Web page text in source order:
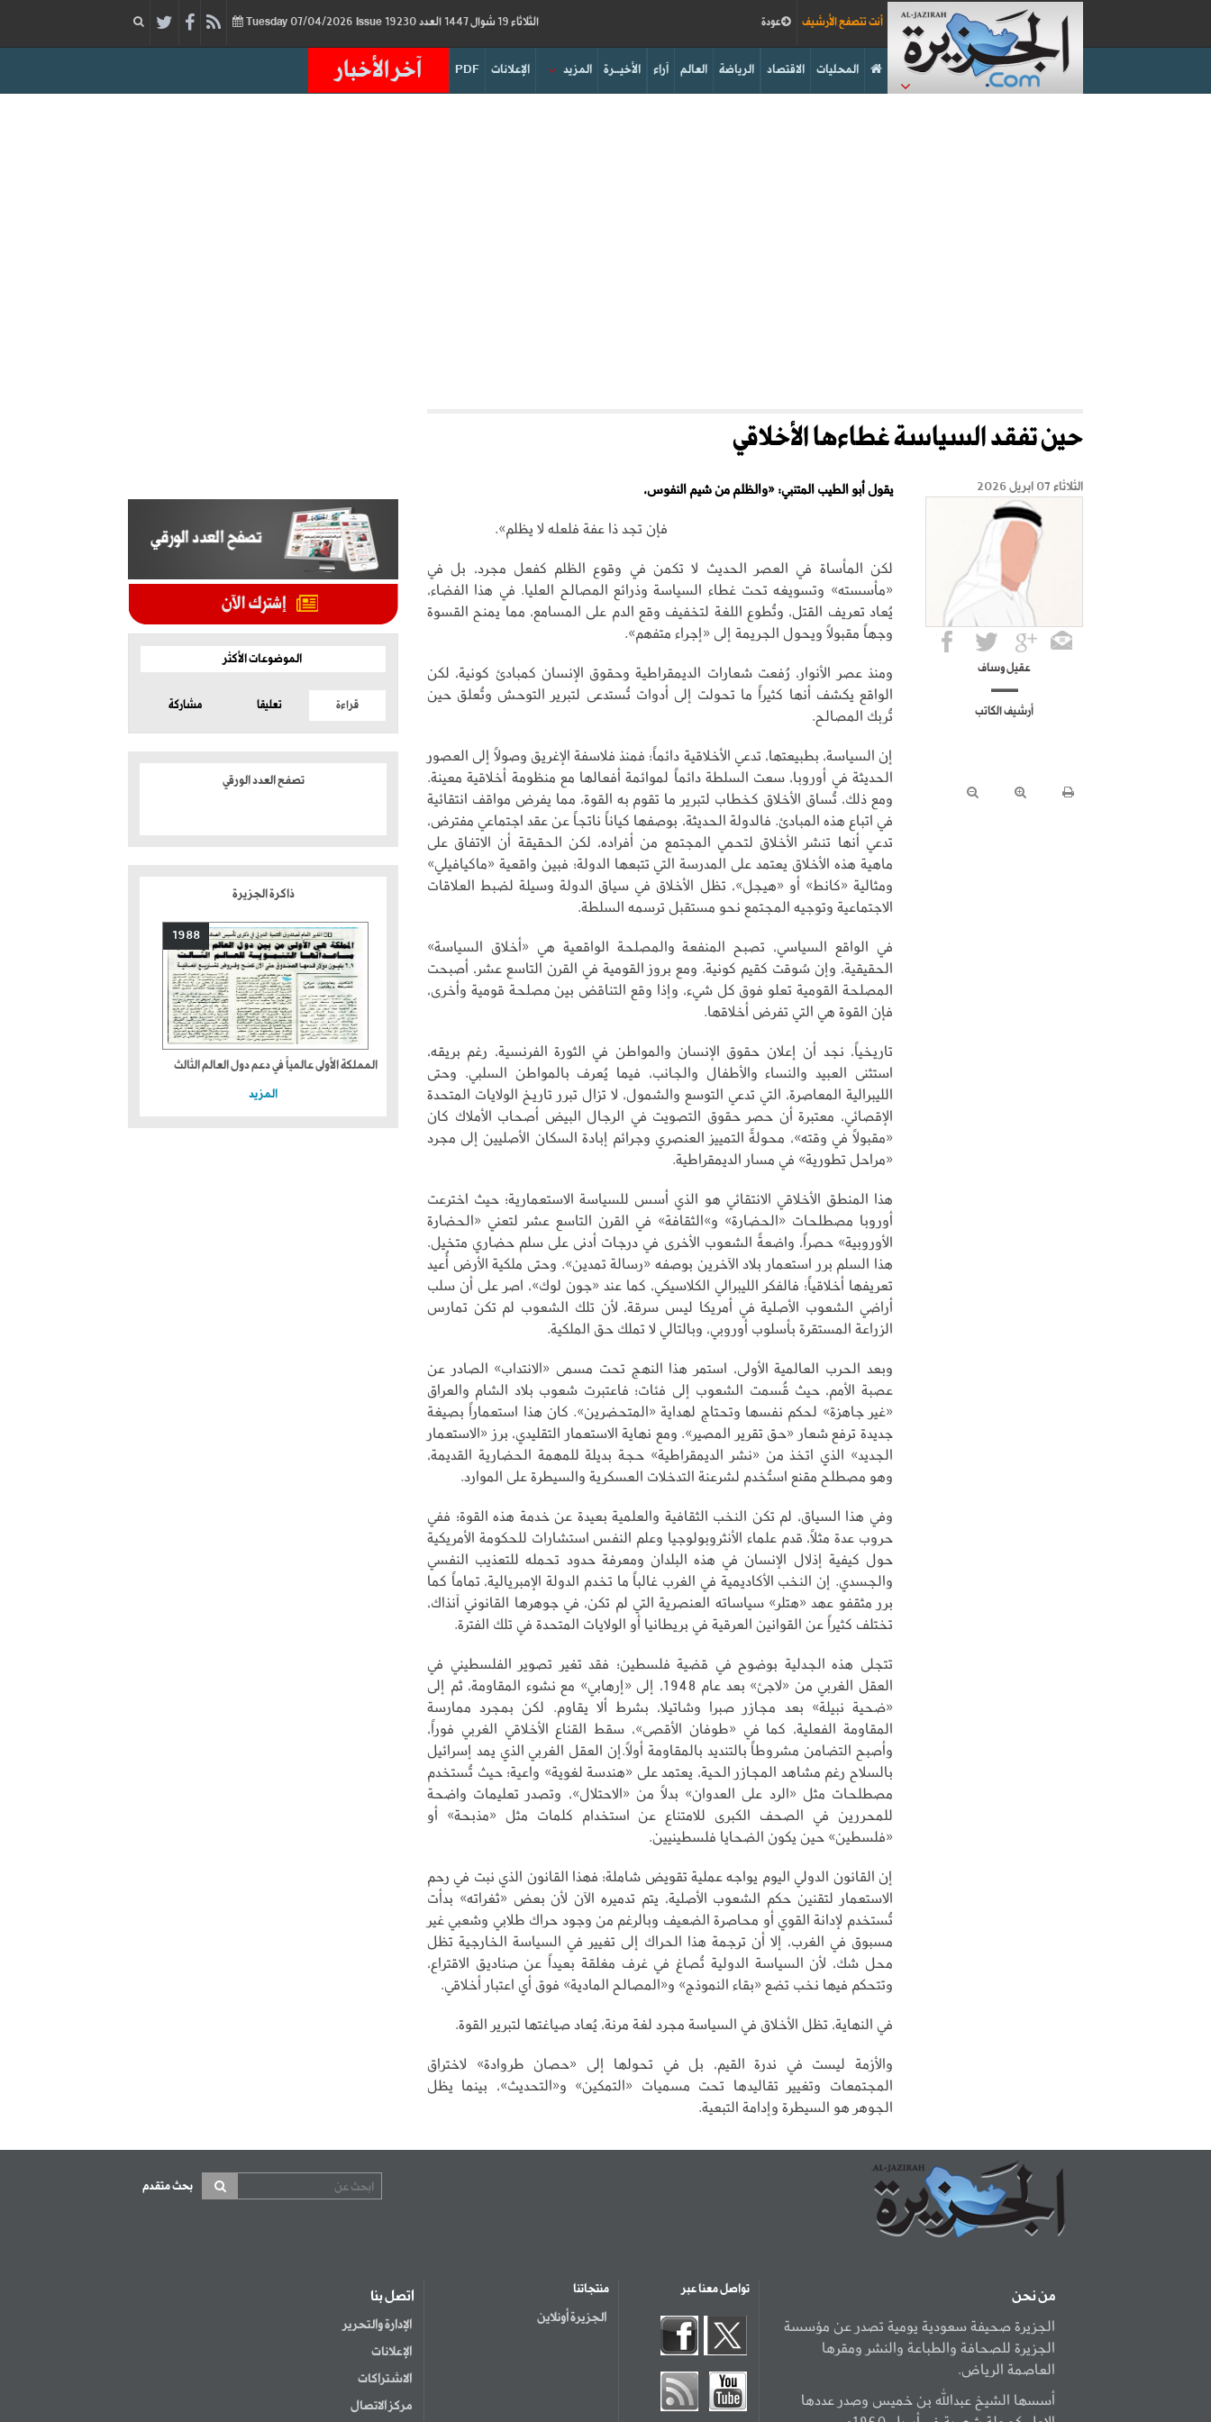
الثلاثاء 19 شوال 1447 العدد 19230 07/04/2026 Issue عودة أنت تتصفح الأرشيف
آخر الأخبار PDF الإعلانات المزيد الأخيــرة آراء العالم الرياضة الاقتصاد المحليات
حين تفقد السياسة غطاءها الأخلاقي
الثلاثاء 07 ابريل 2026
عقيل وساف
أرشيف الكاتب
يقول أبو الطيب المتنبي: «والظلم من شيم النفوس،
فإن تجد ذا عفة فلعله لا يظلم».
لكن المأساة في العصر الحديث لا تكمن في وقوع الظلم كفعل مجرد، بل في
«مأسسته» وتسويغه تحت غطاء السياسة وذرائع المصالح العليا. في هذا الفضاء،
يُعاد تعريف القتل، وتُطوع اللغة لتخفيف وقع الدم على المسامع، مما يمنح القسوة
وجهاً مقبولاً ويحول الجريمة إلى «إجراء متفهم».
ومنذ عصر الأنوار، رُفعت شعارات الديمقراطية وحقوق الإنسان كمبادئ كونية، لكن
الواقع يكشف أنها كثيراً ما تحولت إلى أدوات تُستدعى لتبرير التوحش وتُعلق حين
تُربك المصالح.
إن السياسة، بطبيعتها، تدعي الأخلاقية دائماً؛ فمنذ فلاسفة الإغريق وصولاً إلى العصور
الحديثة في أوروبا، سعت السلطة دائماً لموائمة أفعالها مع منظومة أخلاقية معينة.
ومع ذلك، تُساق الأخلاق كخطاب لتبرير ما تقوم به القوة، مما يفرض مواقف انتقائية
في اتباع هذه المبادئ. فالدولة الحديثة، بوصفها كياناً ناتجاً عن عقد اجتماعي مفترض،
تدعي أنها تنشر الأخلاق لتحمي المجتمع من أفراده، لكن الحقيقة أن الاتفاق على
ماهية هذه الأخلاق يعتمد على المدرسة التي تتبعها الدولة؛ فبين واقعية «ماكيافيلي»
ومثالية «كانط» أو «هيجل»، تظل الأخلاق في سياق الدولة وسيلة لضبط العلاقات
الاجتماعية وتوجيه المجتمع نحو مستقبل ترسمه السلطة.
في الواقع السياسي، تصبح المنفعة والمصلحة الواقعية هي «أخلاق السياسة»
الحقيقية، وإن سُوقت كقيم كونية. ومع بروز القومية في القرن التاسع عشر، أصبحت
المصلحة القومية تعلو فوق كل شيء، وإذا وقع التناقض بين مصلحة قومية وأخرى،
فإن القوة هي التي تفرض أخلاقها.
تاريخياً، نجد أن إعلان حقوق الإنسان والمواطن في الثورة الفرنسية، رغم بريقه،
استثنى العبيد والنساء والأطفال والجانب، فيما يُعرف بالمواطن السلبي. وحتى
الليبرالية المعاصرة، التي تدعي التوسع والشمول، لا تزال تبرر تاريخ الولايات المتحدة
الإقصائي، معتبرة أن حصر حقوق التصويت في الرجال البيض أصحاب الأملاك كان
«مقبولاً في وقته»، محولةً التمييز العنصري وجرائم إبادة السكان الأصليين إلى مجرد
«مراحل تطورية» في مسار الديمقراطية.
هذا المنطق الأخلاقي الانتقائي هو الذي أسس للسياسة الاستعمارية؛ حيث اخترعت
أوروبا مصطلحات «الحضارة» و»الثقافة» في القرن التاسع عشر لتعني «الحضارة
الأوروبية» حصراً، واضعةً الشعوب الأخرى في درجات أدنى على سلم حضاري متخيل.
هذا السلم برر استعمار بلاد الآخرين بوصفه «رسالة تمدين». وحتى ملكية الأرض أُعيد
تعريفها أخلاقياً؛ فالفكر الليبرالي الكلاسيكي، كما عند «جون لوك»، اصر على أن سلب
أراضي الشعوب الأصلية في أمريكا ليس سرقة، لأن تلك الشعوب لم تكن تمارس
الزراعة المستقرة بأسلوب أوروبي، وبالتالي لا تملك حق الملكية.
وبعد الحرب العالمية الأولى، استمر هذا النهج تحت مسمى «الانتداب» الصادر عن
عصبة الأمم، حيث قُسمت الشعوب إلى فئات؛ فاعتبرت شعوب بلاد الشام والعراق
«غير جاهزة» لحكم نفسها وتحتاج لهداية «المتحضرين». كان هذا استعماراً بصيغة
جديدة ترفع شعار «حق تقرير المصير». ومع نهاية الاستعمار التقليدي، برز «الاستعمار
الجديد» الذي اتخذ من «نشر الديمقراطية» حجة بديلة للمهمة الحضارية القديمة،
وهو مصطلح مقنع استُخدم لشرعنة التدخلات العسكرية والسيطرة على الموارد.
وفي هذا السياق، لم تكن النخب الثقافية والعلمية بعيدة عن خدمة هذه القوة؛ ففي
حروب عدة مثلاً، قدم علماء الأنثروبولوجيا وعلم النفس استشارات للحكومة الأمريكية
حول كيفية إذلال الإنسان في هذه البلدان ومعرفة حدود تحمله للتعذيب النفسي
والجسدي. إن النخب الأكاديمية في الغرب غالباً ما تخدم الدولة الإمبريالية، تماماً كما
برر مثقفو عهد «هتلر» سياساته العنصرية التي لم تكن، في جوهرها القانوني آنذاك،
تختلف كثيراً عن القوانين العرقية في بريطانيا أو الولايات المتحدة في تلك الفترة.
تتجلى هذه الجدلية بوضوح في قضية فلسطين؛ فقد تغير تصوير الفلسطيني في
العقل الغربي من «لاجئ» بعد عام 1948، إلى «إرهابي» مع نشوء المقاومة، ثم إلى
«ضحية نبيلة» بعد مجازر صبرا وشاتيلا، بشرط ألا يقاوم. لكن بمجرد ممارسة
المقاومة الفعلية، كما في «طوفان الأقصى»، سقط القناع الأخلاقي الغربي فوراً،
وأصبح التضامن مشروطاً بالتنديد بالمقاومة أولاً.إن العقل الغربي الذي يمد إسرائيل
بالسلاح رغم مشاهد المجازر الحية، يعتمد على «هندسة لغوية» واعية؛ حيث تُستخدم
مصطلحات مثل «الرد على العدوان» بدلاً من «الاحتلال»، وتصدر تعليمات واضحة
للمحررين في الصحف الكبرى للامتناع عن استخدام كلمات مثل «مذبحة» أو
«فلسطين» حين يكون الضحايا فلسطينيين.
إن القانون الدولي اليوم يواجه عملية تقويض شاملة؛ فهذا القانون الذي نبت في رحم
الاستعمار لتقنين حكم الشعوب الأصلية، يتم تدميره الآن لأن بعض «ثغراته» بدأت
تُستخدم لإدانة القوي أو محاصرة الضعيف وبالرغم من وجود حراك طلابي وشعبي غير
مسبوق في الغرب، إلا أن ترجمة هذا الحراك إلى تغيير في السياسة الخارجية تظل
محل شك، لأن السياسة الدولية تُصاغ في غرف مغلقة بعيداً عن صناديق الاقتراع،
وتتحكم فيها نخب تضع «بقاء النموذج» و«المصالح المادية» فوق أي اعتبار أخلاقي.
في النهاية، تظل الأخلاق في السياسة مجرد لغة مرنة، يُعاد صياغتها لتبرير القوة.
والأزمة ليست في ندرة القيم، بل في تحولها إلى «حصان طروادة» لاختراق
المجتمعات وتغيير تقاليدها تحت مسميات «التمكين» و«التحديث»، بينما يظل
الجوهر هو السيطرة وإدامة التبعية.
الموضوعات الأكثر
قراءة تعليقا مشاركة
تصفح العدد الورقي
ذاكرة الجزيرة
1988
المملكة الأولى عالمياً في دعم دول العالم الثالث
المزيد
بحث متقدم
من نحن
الجزيرة صحيفة سعودية يومية تصدر عن مؤسسة
الجزيرة للصحافة والطباعة والنشر ومقرها
العاصمة الرياض.
أسسها الشيخ عبدالله بن خميس وصدر عددها
تواصل معنا عبر منتجاتنا
الجزيرة أونلاين
اتصل بنا
الإدارة والتحرير
الإعلانات
الاشتراكات
مركز الاتصال